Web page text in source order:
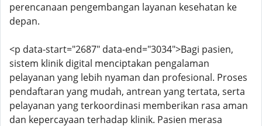
perencanaan pengembangan layanan kesehatan ke
depan.
<p data-start="2687" data-end="3034">Bagi pasien,
sistem klinik digital menciptakan pengalaman
pelayanan yang lebih nyaman dan profesional. Proses
pendaftaran yang mudah, antrean yang tertata, serta
pelayanan yang terkoordinasi memberikan rasa aman
dan kepercayaan terhadap klinik. Pasien merasa